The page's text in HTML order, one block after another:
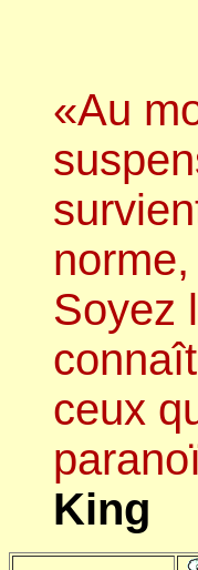
«Au
Soyez
ceux
King